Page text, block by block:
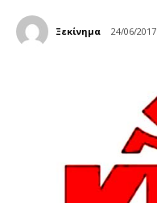
Ξεκίνημα 24/06/2017